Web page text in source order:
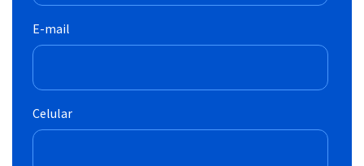
E-mail
Celular